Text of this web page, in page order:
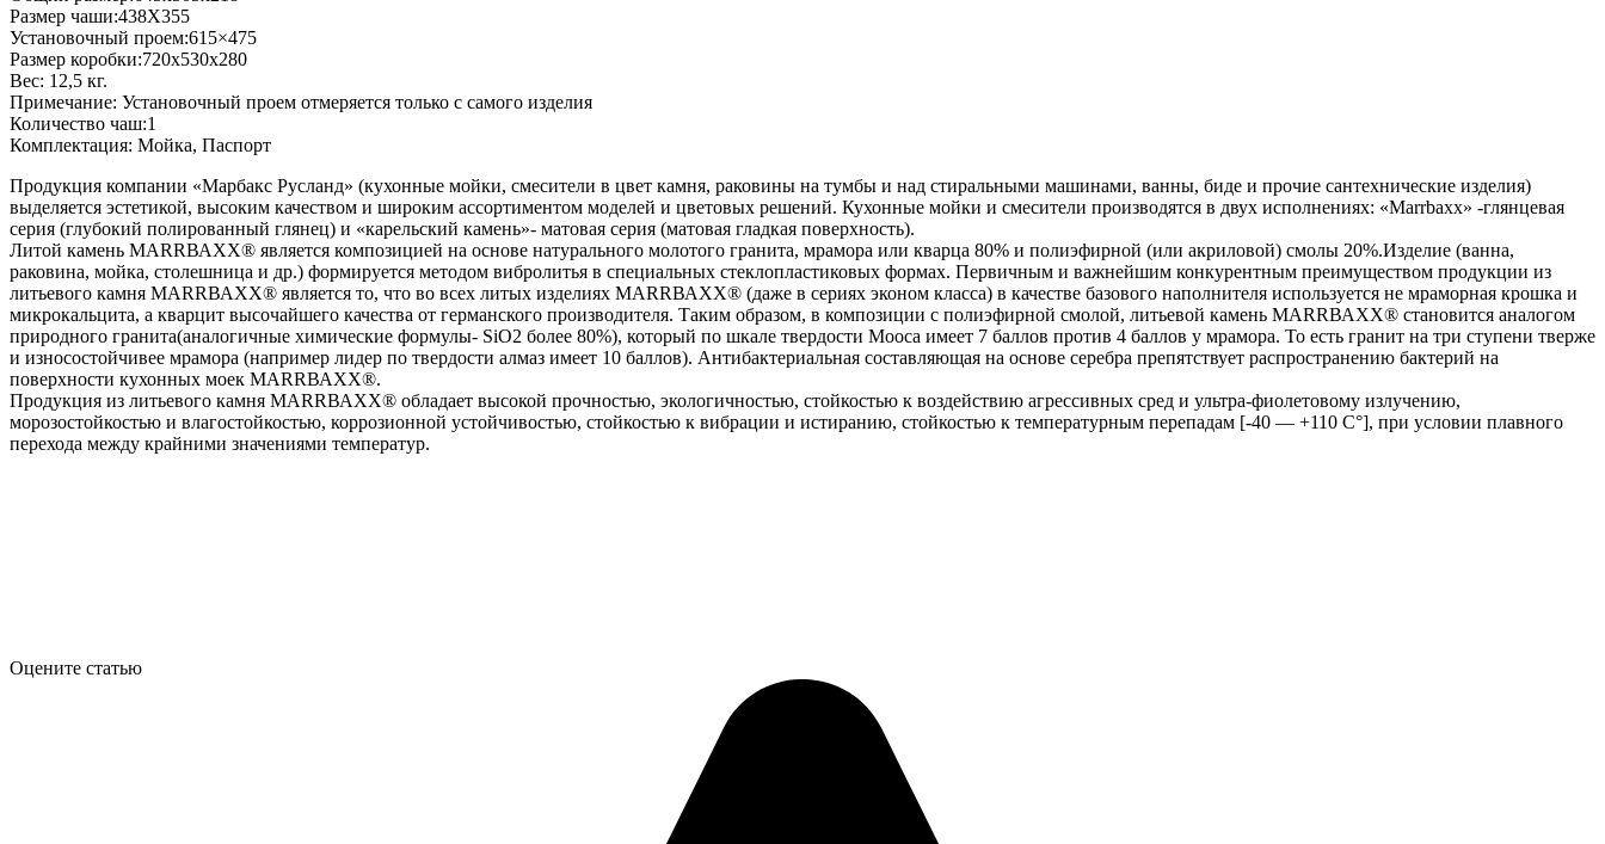
Размер чаши:438Х355
Установочный проем:615×475
Размер коробки:720x530x280
Вес: 12,5 кг.
Примечание: Установочный проем отмеряется только с самого изделия
Количество чаш:1
Комплектация: Мойка, Паспорт
Продукция компании «Марбакс Русланд» (кухонные мойки, смесители в цвет камня, раковины на тумбы и над стиральными машинами, ванны, биде и прочие сантехнические изделия)
выделяется эстетикой, высоким качеством и широким ассортиментом моделей и цветовых решений. Кухонные мойки и смесители производятся в двух исполнениях: «Маrrbахх» -глянцевая
серия (глубокий полированный глянец) и «карельский камень»- матовая серия (матовая гладкая поверхность).
Литой камень МАRRВАХХ® является композицией на основе натурального молотого гранита, мрамора или кварца 80% и полиэфирной (или акриловой) смолы 20%.Изделие (ванна,
раковина, мойка, столешница и др.) формируется методом вибролитья в специальных стеклопластиковых формах. Первичным и важнейшим конкурентным преимуществом продукции из
литьевого камня МАRRВАХХ® является то, что во всех литых изделиях МАRRВАХХ® (даже в сериях эконом класса) в качестве базового наполнителя используется не мраморная крошка и
микрокальцита, а кварцит высочайшего качества от германского производителя. Таким образом, в композиции с полиэфирной смолой, литьевой камень МАRRВАХХ® становится аналогом
природного гранита(аналогичные химические формулы- SiO2 более 80%), который по шкале твердости Мооса имеет 7 баллов против 4 баллов у мрамора. То есть гранит на три ступени тверже
и износостойчивее мрамора (например лидер по твердости алмаз имеет 10 баллов). Антибактериальная составляющая на основе серебра препятствует распространению бактерий на
поверхности кухонных моек МАRRВАХХ®.
Продукция из литьевого камня МАRRВАХХ® обладает высокой прочностью, экологичностью, стойкостью к воздействию агрессивных сред и ультра-фиолетовому излучению,
морозостойкостью и влагостойкостью, коррозионной устойчивостью, стойкостью к вибрации и истиранию, стойкостью к температурным перепадам [-40 — +110 С°], при условии плавного
перехода между крайними значениями температур.
Оцените статью